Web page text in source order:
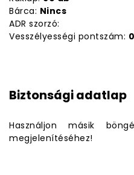
Bárca: Nincs
ADR szorzó:
Vesszélyességi pontszám:
Biztonsági adatlap
Használjon másik
megjelenítéséhez!